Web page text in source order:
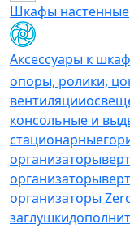
Шкафы настенные
Аксессуары к
опоры, ролики,
вентиляции
консольные и
стационарные
организаторы
организаторы
организаторы
заглушки